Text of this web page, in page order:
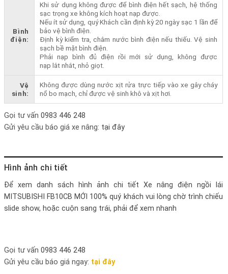
Bình
điện:
Khi sử dụng không được để bình điện hết sạch, hệ thống
sạc trọng xe không kích hoạt nạp được.
Nếu ít sử dụng, quý Khách cần định kỳ 20 ngày sạc 1 lần để
bảo vệ bình điện.
Định kỳ kiểm tra, châm nước bình điện nếu thiếu. Vệ sinh
sạch bề mặt bình điện.
Phải nạp bình đủ điện rồi mới sử dụng, không được
nạp lắt nhắt, nhỏ giọt.
Vệ
sinh:
Không được dùng nước xịt rửa trực tiếp vào xe gây cháy
nổ bo mạch, chỉ được vệ sinh khô và xịt hơi.
Gọi tư vấn 0983 446 248
Gửi yêu cầu báo giá xe nâng: tại đây
Hình ảnh chi tiết
Để xem danh sách hình ảnh chi tiếtXe nâng điện ngồi lái
MITSUBISHI FB10CB MỚI 100% quý khách vui lòng chờ trình chiếu
slide show, hoặc cuộn sang trái, phải để xem nhanh
Gọi tư vấn 0983 446 248
Gửi yêu cầu báo giá ngay: tại đây